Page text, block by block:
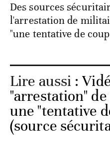
Des sources
l'arrestation de
"une tentative de
Lire aussi :
"arrestation"
une "tentative
(source